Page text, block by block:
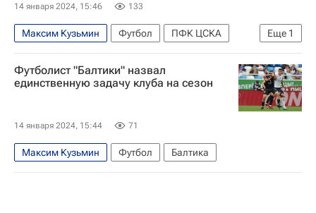
14 января 2024, 15:46 133
Еще 1
Максим Кузьмин Футбол
ПФК ЦСКА
Балтика
Футболист "Балтики" назвал
единственную задачу клуба на сезон
14 января 2024, 15:44 71
Максим Кузьмин Футбол Балтика